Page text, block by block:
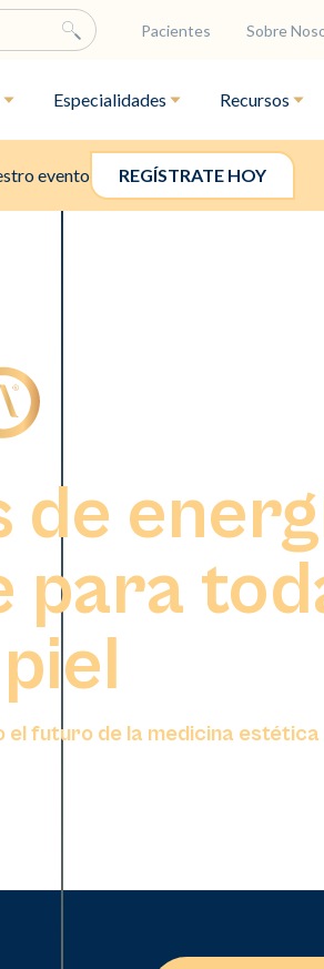
Pacientes Sobre
Especialidades Recursos
evento REGÍSTRATE HOY
de
para
piel
el futuro de la medicina estética